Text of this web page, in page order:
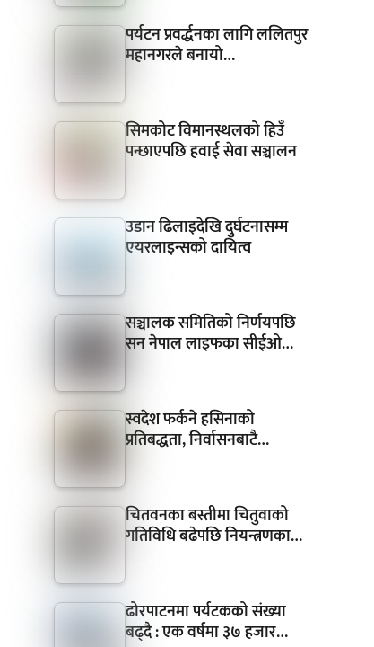
पर्यटन प्रवर्द्धनका लागि ललितपुर
महानगरले बनायो…
सिमकोट विमानस्थलको हिउँ
पन्छाएपछि हवाई सेवा सञ्चालन
उडान ढिलाइदेखि दुर्घटनासम्म
एयरलाइन्सको दायित्व
सञ्चालक समितिको निर्णयपछि
सन नेपाल लाइफका सीईओ…
स्वदेश फर्कने हसिनाको
प्रतिबद्धता, निर्वासनबाटै…
चितवनका बस्तीमा चितुवाको
गतिविधि बढेपछि नियन्त्रणका…
ढोरपाटनमा पर्यटकको संख्या
बढ्दै : एक वर्षमा ३७ हजार…